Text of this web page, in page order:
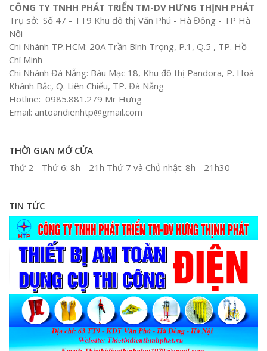
CÔNG TY TNHH PHÁT TRIỂN TM-DV HƯNG THỊNH PHÁT
Trụ sở: Số 47 - TT9 Khu đô thị Văn Phú - Hà Đông - TP Hà
Nội
Chi Nhánh TP.HCM: 20A Trần Bình Trọng, P.1, Q.5 , TP. Hồ
Chí Minh
Chi Nhánh Đà Nẵng: Bàu Mạc 18, Khu đô thị Pandora, P. Hoà
Khánh Bắc, Q. Liên Chiểu, TP. Đà Nẵng
Hotline: 0985.881.279 Mr Hưng
Email: antoandienhtp@gmail.com
THỜI GIAN MỞ CỬA
Thứ 2 - Thứ 6: 8h - 21h Thứ 7 và Chủ nhật: 8h - 21h30
TIN TỨC